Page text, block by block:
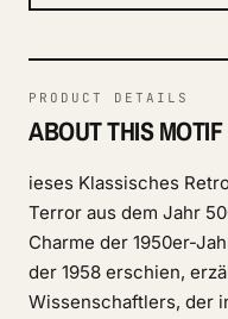
PRODUCT DETAILS
ABOUT THIS MOTIF
ieses Klassisches
Terror aus dem Jahr
Charme der 1950er-
der 1958 erschien,
Wissenschaftlers, der